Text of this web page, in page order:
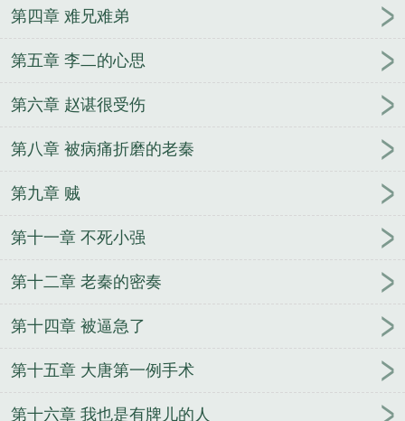
第四章 难兄难弟
第五章 李二的心思
第六章 赵谌很受伤
第八章 被病痛折磨的老秦
第九章 贼
第十一章 不死小强
第十二章 老秦的密奏
第十四章 被逼急了
第十五章 大唐第一例手术
第十六章 我也是有牌儿的人